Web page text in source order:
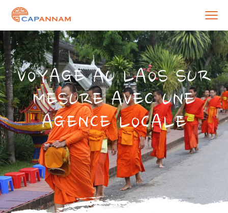
VOYAGE AU LAOS SUR
MESURE AVEC UNE
AGENCE LOCALE